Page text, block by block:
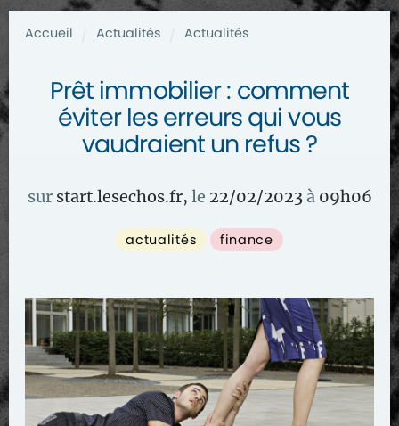
Accueil Actualités Actualités
Prêt immobilier : comment
éviter les erreurs qui vous
vaudraient un refus ?
sur start.lesechos.fr, le 22/02/2023 à 09h06
actualités finance